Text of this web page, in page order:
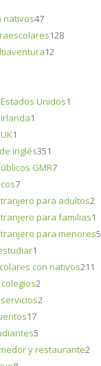
nativos47
128
12
Unidos1
1
1
inglés351
GMR7
7
para adultos2
para familias1
para menores5
1
con nativos211
2
2
17
5
y restaurante2